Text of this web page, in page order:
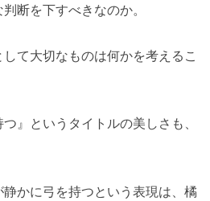
断を下すべきなのか。
て大切なものは何かを考えるこ
』というタイトルの美しさも、
かに弓を持つという表現は、橘